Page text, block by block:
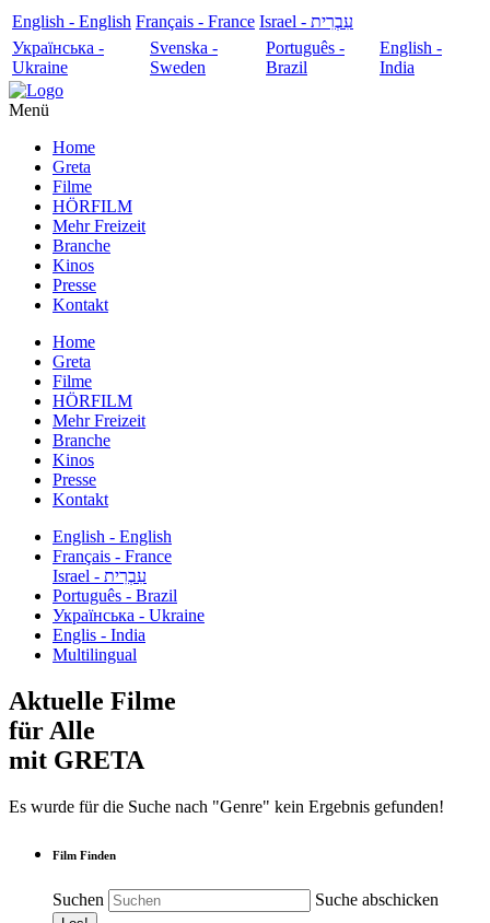
English - English Français - France
עִבְרִית - Israel
Українська -
Ukraine
Svenska -
Sweden
Português -
Brazil
English -
India
Menü
Home
Greta
Filme
HÖRFILM
Mehr Freizeit
Branche
Kinos
Presse
Kontakt
Home
Greta
Filme
HÖRFILM
Mehr Freizeit
Branche
Kinos
Presse
Kontakt
English - English
Français - France
עִבְרִית - Israel
Português - Brazil
Українська - Ukraine
Englis - India
Multilingual
Aktuelle Filme
für Alle
mit GRETA
Es wurde für die Suche nach "Genre" kein Ergebnis gefunden!
Film Finden
Suchen Suche abschicken